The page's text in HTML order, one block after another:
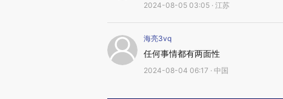
2024-08-05 03:05 · 江苏
海亮3vq
任何事情都有两面性
2024-08-04 06:17 · 中国